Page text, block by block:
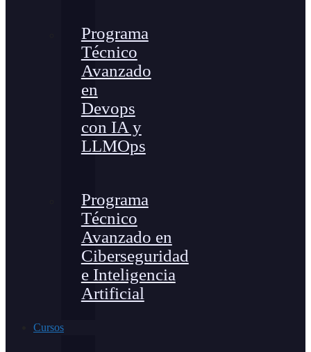
Programa
Técnico
Avanzado
en
Devops
con IA y
LLMOps
Programa
Técnico
Avanzado en
Ciberseguridad
e Inteligencia
Artificial
Cursos